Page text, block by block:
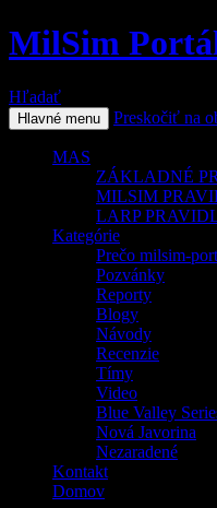
MilSim
Hľadať
Hlavné menu Preskočiť na
MAS
ZÁKLADNÉ
MILSIM
LARP
Kategórie
Prečo milsim-
Pozvánky
Reporty
Blogy
Návody
Recenzie
Tímy
Video
Blue Valley
Nová Javorina
Nezaradené
Kontakt
Domov